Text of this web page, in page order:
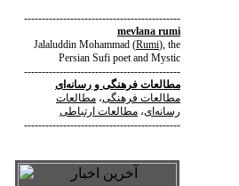
--------------------------------------------
mevlana rumi
Jalaluddin Mohammad (Rumi), the
Persian Sufi poet and Mystic
--------------------------------------------
مطالعات فرهنگی و رسانه‌ای
مطالعات فرهنگی، مطالعات
رسانه‌ای، مطالعات ارتباطی
--------------------------------------------